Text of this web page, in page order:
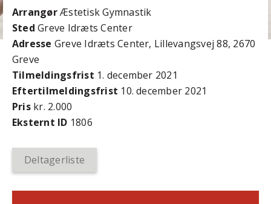
ArrangørÆstetisk Gymnastik
Sted Greve Idræts Center
Adresse Greve Idræts Center, Lillevangsvej 88, 2670
Greve
Tilmeldingsfrist 1. december 2021
Efter­tilmeldings­frist 10. december 2021
Priskr. 2.000
Eksternt ID 1806
Deltagerliste